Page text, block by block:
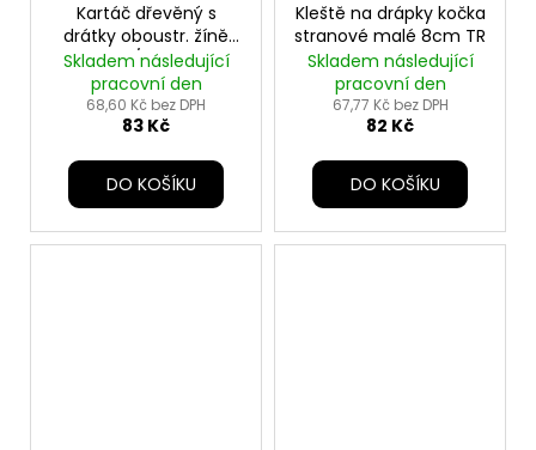
Kartáč dřevěný s
drátky oboustr. žíně
pes 18/10cm TR
Skladem následující
pracovní den
68,60 Kč bez DPH
83 Kč
DO KOŠÍKU
Kleště na drápky kočka
stranové malé 8cm TR
Skladem následující
pracovní den
67,77 Kč bez DPH
82 Kč
DO KOŠÍKU